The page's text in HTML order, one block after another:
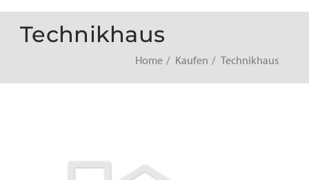
Technikhaus
Home Kaufen Technikhaus